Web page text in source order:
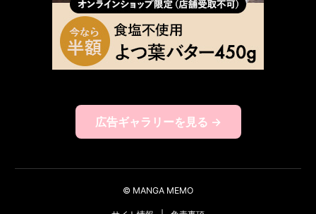
広告ギャラリーを見る →
© MANGA MEMO